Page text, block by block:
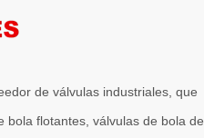
de válvulas industriales, que
bola flotantes, válvulas de bola de